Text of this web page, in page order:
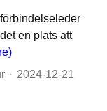
en plats att
2024-12-21